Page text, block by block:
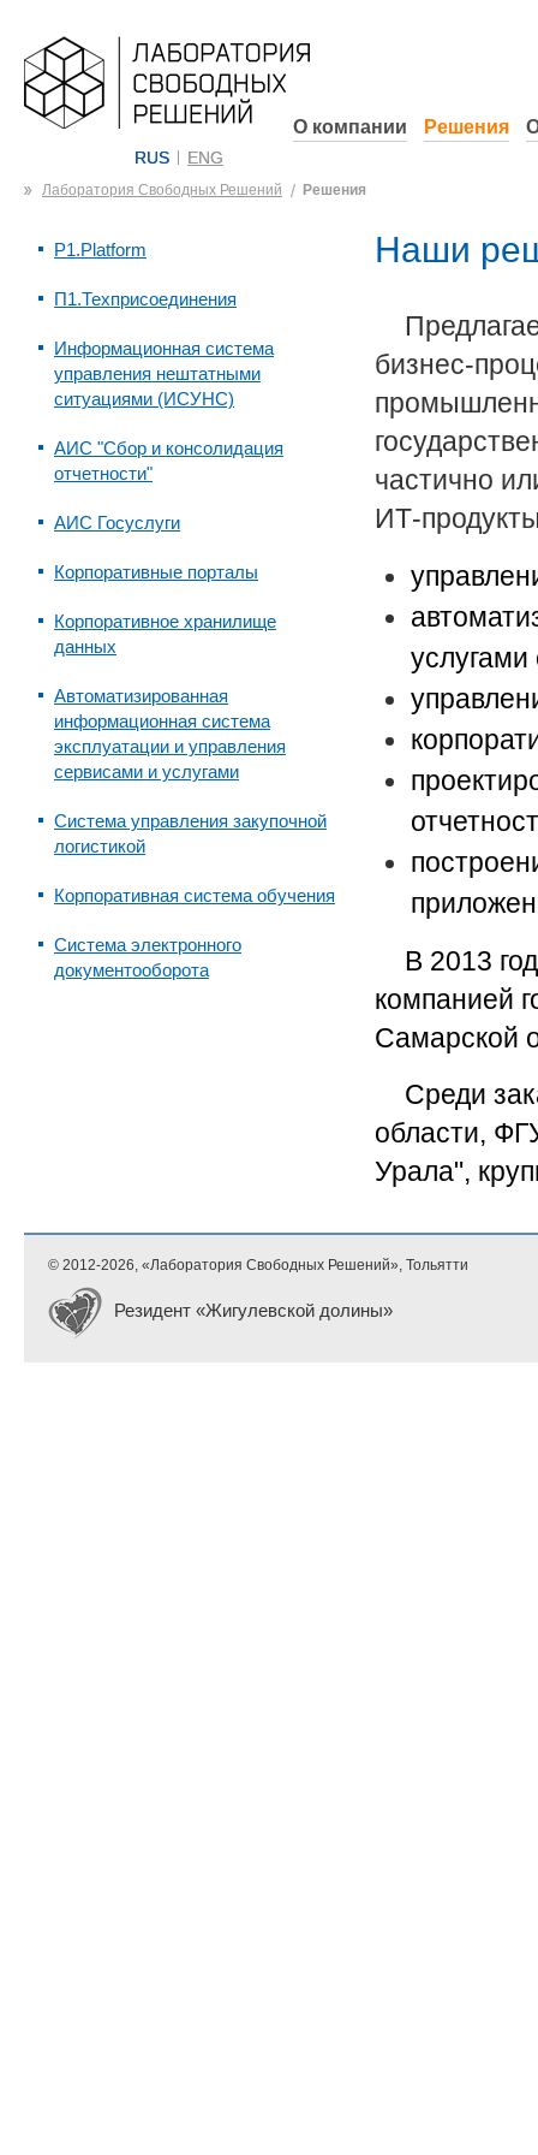
RUS ENG
О компании Решения
Лаборатория Свободных Решений Решения
P1.Platform
П1.Техприсоединения
Информационная система
управления нештатными
ситуациями (ИСУНС)
АИС "Сбор и консолидация
отчетности"
АИС Госуслуги
Корпоративные порталы
Корпоративное хранилище
данных
Автоматизированная
информационная система
эксплуатации и управления
сервисами и услугами
Система управления закупочной
логистикой
Корпоративная система обучения
Система электронного
документооборота
Наши
бизнес-
частично
ИТ-
услугами
В 2013
компанией
Самарской
Среди
области,
Урала",
© 2012-2026, «Лаборатория Свободных Решений», Тольятти
Резидент «Жигулевской долины»